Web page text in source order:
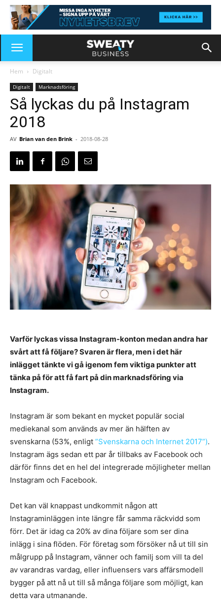
Hem Digitalt
Digitalt Marknadsföring
Så lyckas du på Instagram
2018
AV Brian van den Brink - 2018-08-28
Varför lyckas vissa Instagram-konton medan andra har
svårt att få följare? Svaren är flera, men i det här
inlägget tänkte vi gå igenom fem viktiga punkter att
tänka på för att få fart på din marknadsföring via
Instagram.
Instagram är som bekant en mycket populär social
mediekanal som används av mer än hälften av
svenskarna (53%, enligt ”Svenskarna och Internet 2017”).
Instagram ägs sedan ett par år tillbaks av Facebook och
därför finns det en hel del integrerade möjligheter mellan
Instagram och Facebook.
Det kan väl knappast undkommit någon att
Instagraminläggen inte längre får samma räckvidd som
förr. Det är idag ca 20% av dina följare som ser dina
inlägg i sina flöden. För företag som försöker nå ut till sin
målgrupp på Instagram, vänner och familj som vill ta del
av varandras vardag, eller influensers vars affärsmodell
bygger på att nå ut till så många följare som möjligt, kan
detta vara utmanande.